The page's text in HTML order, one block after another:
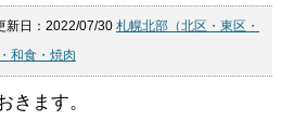
新日：2022/07/30 札幌北部（北区・東区・
和食・焼肉
きます。